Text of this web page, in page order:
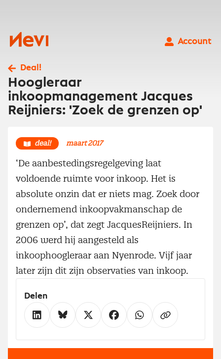
Nevi
Account
Deal!
Hoogleraar
inkoopmanagement Jacques
Reijniers: 'Zoek de grenzen op'
deal! maart 2017
‘De aanbestedingsregelgeving laat
voldoende ruimte voor inkoop. Het is
absolute onzin dat er niets mag. Zoek door
ondernemend inkoopvakmanschap de
grenzen op’, dat zegt JacquesReijniers. In
2006 werd hij aangesteld als
inkoophoogleraar aan Nyenrode. Vijf jaar
later zijn dit zijn observaties van inkoop.
Delen